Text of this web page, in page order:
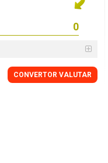
CONVERTOR VALUTAR